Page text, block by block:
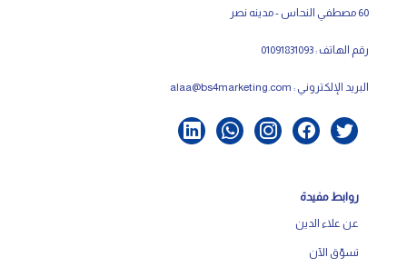
60 مصطفي النحاس - مدينه نصر
رقم الهاتف : 01091831093
البريد الإلكتروني : alaa@bs4marketing.com
روابط مفيدة
عن علاء الدين
تسوّق الآن